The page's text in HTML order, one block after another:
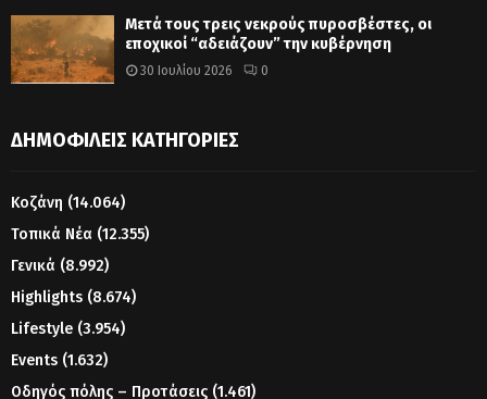
Μετά τους τρεις νεκρούς πυροσβέστες, οι
εποχικοί “αδειάζουν” την κυβέρνηση
30 Ιουλίου 2026 0
ΔΗΜΟΦΙΛΕΊΣ ΚΑΤΗΓΟΡΊΕΣ
Κοζάνη (14.064)
Τοπικά Νέα (12.355)
Γενικά (8.992)
Highlights (8.674)
Lifestyle (3.954)
Events (1.632)
Οδηγός πόλης – Προτάσεις (1.461)